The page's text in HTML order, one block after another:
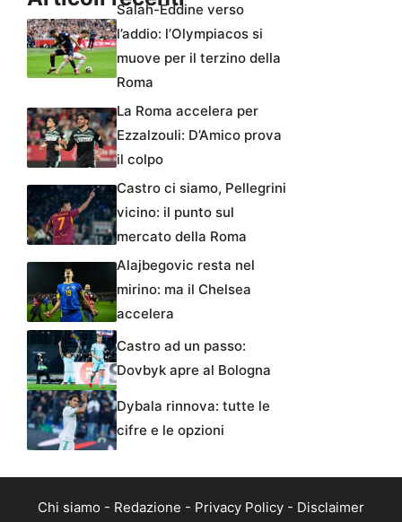
Salah-Eddine verso
l’addio: l’Olympiacos si
muove per il terzino della
Roma
La Roma accelera per
Ezzalzouli: D’Amico prova
il colpo
Castro ci siamo, Pellegrini
vicino: il punto sul
mercato della Roma
Alajbegovic resta nel
mirino: ma il Chelsea
accelera
Castro ad un passo:
Dovbyk apre al Bologna
Dybala rinnova: tutte le
cifre e le opzioni
Chi siamo - Redazione - Privacy Policy - Disclaimer